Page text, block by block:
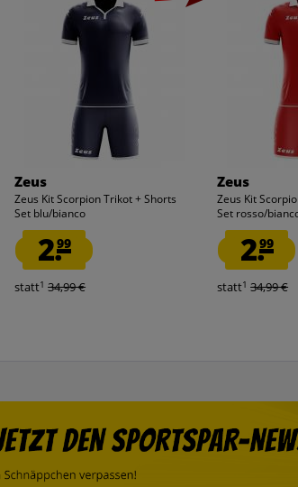
Zeus
Zeus Kit Scorpion Trikot + Shorts
Set blu/bianco
2.99
statt1 34,99 €
Zeus
Zeus Kit
Set rosso/
2.99
statt1 34,99 €